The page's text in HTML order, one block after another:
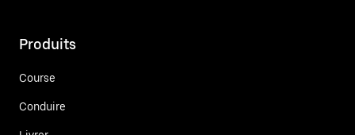
Produits
Course
Conduire